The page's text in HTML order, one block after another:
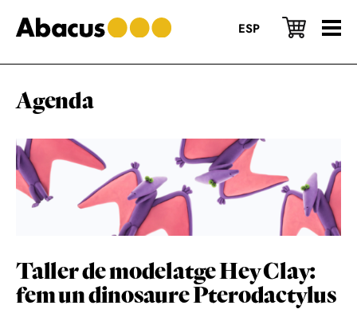
to
main
to
primary
to
footer
ESP
Agenda
Taller de modelatge Hey Clay:
fem un dinosaure Pterodactylus